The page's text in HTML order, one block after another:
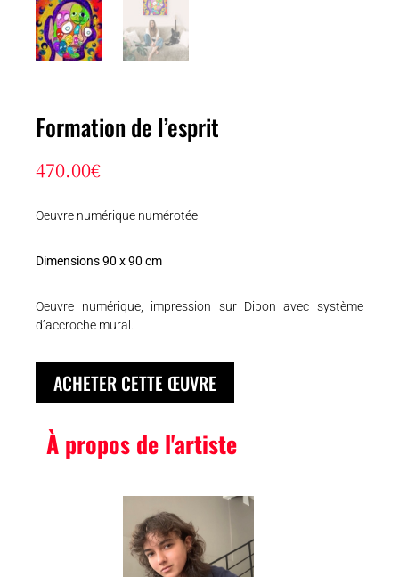
Formation de l’esprit
470.00€
Oeuvre numérique numérotée
Dimensions 90 x 90 cm
Oeuvre numérique, impression sur Dibon avec système
d’accroche mural.
ACHETER CETTE ŒUVRE
À propos de l'artiste